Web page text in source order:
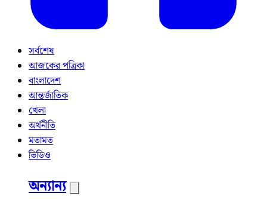
সর্বশেষ
আজকের পত্রিকা
বাংলাদেশ
আন্তর্জাতিক
খেলা
অর্থনীতি
মতামত
ভিডিও
অন্যান্য